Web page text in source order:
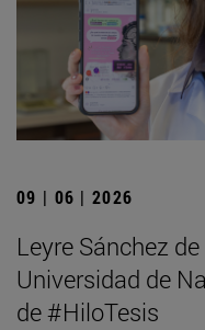
09 | 06 | 2026
Leyre Sánchez
Universidad de
de #HiloTesis